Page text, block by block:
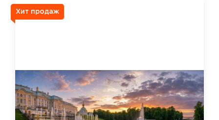
Хит продаж